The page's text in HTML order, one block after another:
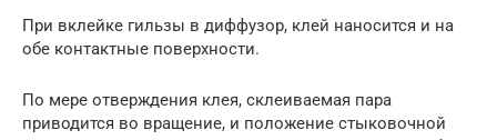
При вклейке гильзы в диффузор, клей наносится и на
обе контактные поверхности.
По мере отверждения клея, склеиваемая пара
приводится во вращение, и положение стыковочной